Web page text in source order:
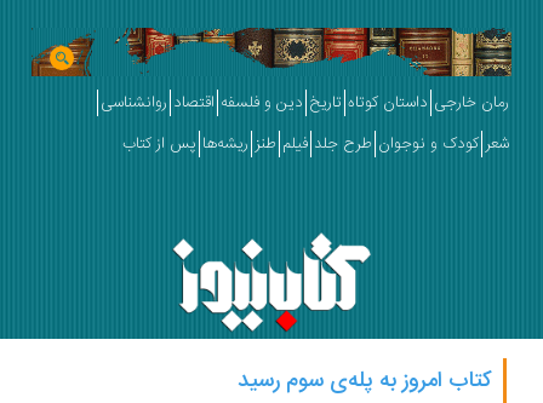
رمان خارجی داستان کوتاه تاریخ دین و فلسفه اقتصاد روانشناسی
شعر کودک و نوجوان طرح جلد فیلم طنز ریشه‌ها پس از کتاب
کتاب امروز به پله‌ی سوم رسید